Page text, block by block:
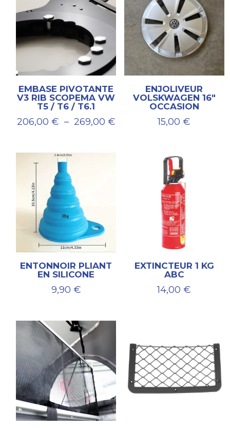
EMBASE PIVOTANTE
V3 RIB SCOPEMA VW
T5 / T6 / T6.1
206,00 € – 269,00 €Plage
ENJOLIVEUR
VOLSKWAGEN 16″
OCCASION
15,00€
ENTONNOIR PLIANT
EN SILICONE
9,90 €
EXTINCTEUR 1 KG
ABC
14,00€